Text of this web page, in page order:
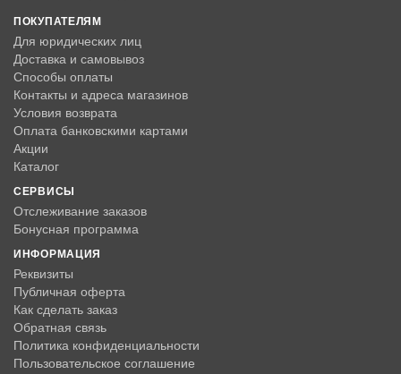
ПОКУПАТЕЛЯМ
Для юридических лиц
Доставка и самовывоз
Способы оплаты
Контакты и адреса магазинов
Условия возврата
Оплата банковскими картами
Акции
Каталог
СЕРВИСЫ
Отслеживание заказов
Бонусная программа
ИНФОРМАЦИЯ
Реквизиты
Публичная оферта
Как сделать заказ
Обратная связь
Политика конфиденциальности
Пользовательское соглашение